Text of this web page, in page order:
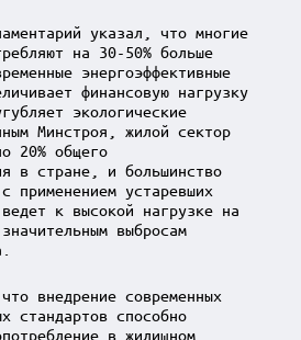
указал, что многие
на 30-50% больше
энергоэффективные
финансовую нагрузку
экологические
Минстроя, жилой сектор
20% общего
в стране, и большинство
применением устаревших
к высокой нагрузке на
выбросам
внедрение современных
стандартов способно
в жилищном